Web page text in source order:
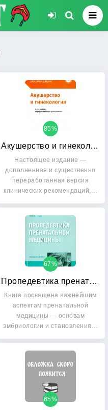
Акушерство и гинекология: Клинические рекомендации
85%
Настоящее издание —
дополненная и существенно
переработанная версия
клинических рекомендаций,…
Пропедевтика пренатальной медицины: Руководство для врачей
67%
Книга посвящена важнейшим
аспектам пренатальной
медицины — основам
эмбриологии и становления…
65%